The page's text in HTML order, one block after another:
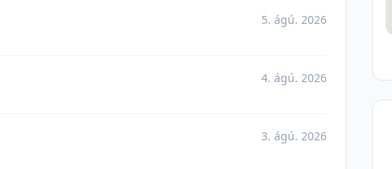
5. ágú. 2026
4. ágú. 2026
3. ágú. 2026